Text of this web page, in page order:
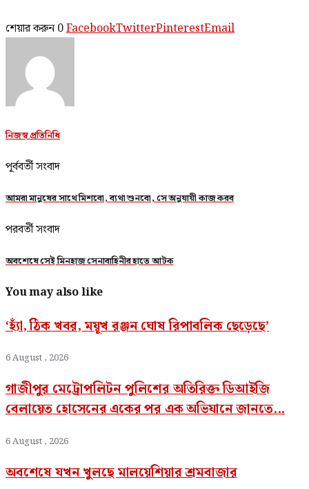
শেয়ার করুন 0FacebookTwitterPinterestEmail
নিজস্ব প্রতিনিধি
পূর্ববর্তী সংবাদ
আমরা মানুষের সাথে মিশবো, ব্যথা শুনবো, সে অনুযায়ী কাজ করব
পরবর্তী সংবাদ
অবশেষে সেই মিনহাজ সেনাবাহিনীর হাতে আটক
You may also like
‘হ্যাঁ, ঠিক খবর, ময়ূখ রঞ্জন ঘোষ রিপাবলিক ছেড়েছে’
6 August , 2026
গাজীপুর মেট্রোপলিটন পুলিশের অতিরিক্ত ডিআইজি
বেলায়েত হোসেনের একের পর এক অভিযানে জানতে...
6 August , 2026
অবশেষে যখন খুলছে মালয়েশিয়ার শ্রমবাজার